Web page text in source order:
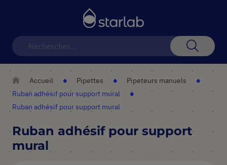
Accueil Pipettes
Pipeteurs manuels
Ruban adhésif pour support mural
Ruban adhésif pour support mural
Ruban adhésif pour support
mural